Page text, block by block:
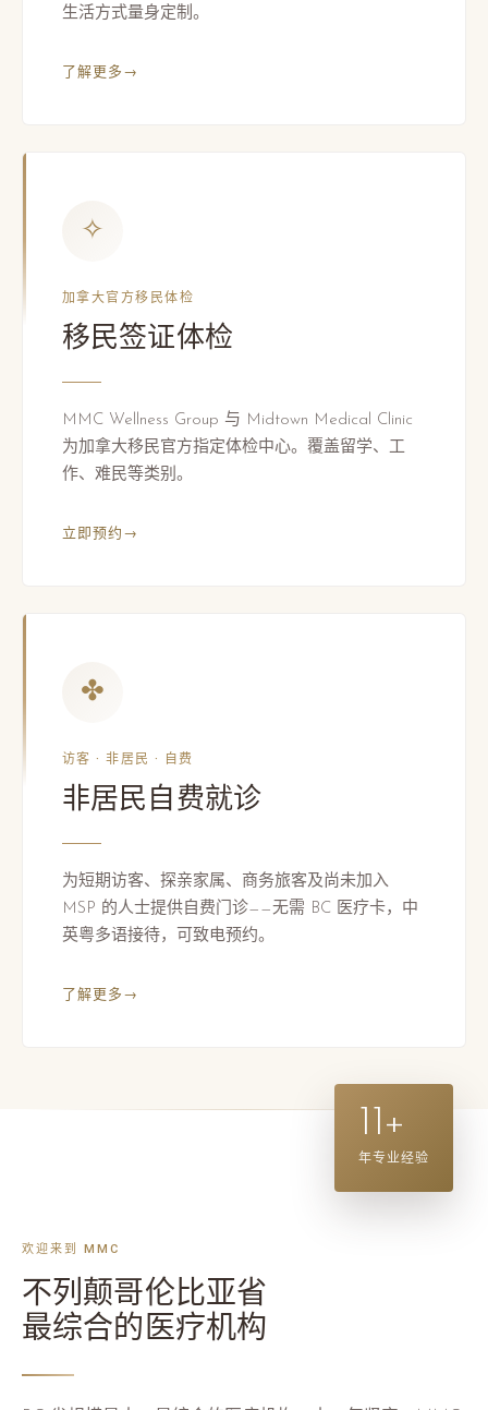
生活方式量身定制。
了解更多 →
✧
加拿大官方移民体检
移民签证体检
MMC Wellness Group 与 Midtown Medical Clinic
为加拿大移民官方指定体检中心。覆盖留学、工
作、难民等类别。
立即预约 →
✤
访客 · 非居民 · 自费
非居民自费就诊
为短期访客、探亲家属、商务旅客及尚未加入
MSP 的人士提供自费门诊——无需 BC 医疗卡，中
英粤多语接待，可致电预约。
了解更多 →
11+
年专业经验
欢迎来到 MMC
不列颠哥伦比亚省
最综合的医疗机构